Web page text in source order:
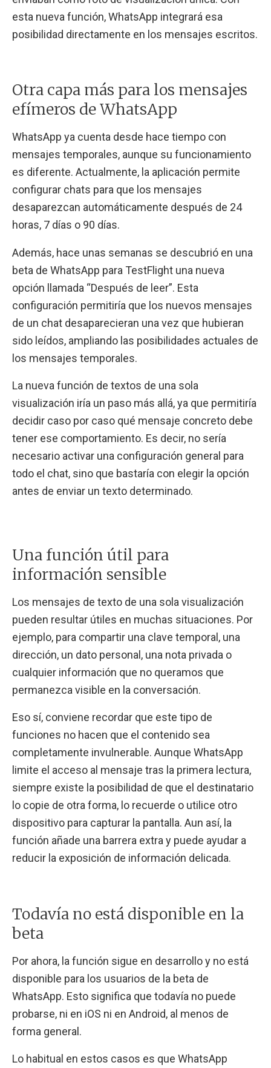
esta nueva función, WhatsApp integrará esa
posibilidad directamente en los mensajes escritos.
Otra capa más para los mensajes
efímeros de WhatsApp
WhatsApp ya cuenta desde hace tiempo con
mensajes temporales, aunque su funcionamiento
es diferente. Actualmente, la aplicación permite
configurar chats para que los mensajes
desaparezcan automáticamente después de 24
horas, 7 días o 90 días.
Además, hace unas semanas se descubrió en una
beta de WhatsApp para TestFlight una nueva
opción llamada “Después de leer”. Esta
configuración permitiría que los nuevos mensajes
de un chat desaparecieran una vez que hubieran
sido leídos, ampliando las posibilidades actuales de
los mensajes temporales.
La nueva función de textos de una sola
visualización iría un paso más allá, ya que permitiría
decidir caso por caso qué mensaje concreto debe
tener ese comportamiento. Es decir, no sería
necesario activar una configuración general para
todo el chat, sino que bastaría con elegir la opción
antes de enviar un texto determinado.
Una función útil para
información sensible
Los mensajes de texto de una sola visualización
pueden resultar útiles en muchas situaciones. Por
ejemplo, para compartir una clave temporal, una
dirección, un dato personal, una nota privada o
cualquier información que no queramos que
permanezca visible en la conversación.
Eso sí, conviene recordar que este tipo de
funciones no hacen que el contenido sea
completamente invulnerable. Aunque WhatsApp
limite el acceso al mensaje tras la primera lectura,
siempre existe la posibilidad de que el destinatario
lo copie de otra forma, lo recuerde o utilice otro
dispositivo para capturar la pantalla. Aun así, la
función añade una barrera extra y puede ayudar a
reducir la exposición de información delicada.
Todavía no está disponible en la
beta
Por ahora, la función sigue en desarrollo y no está
disponible para los usuarios de la beta de
WhatsApp. Esto significa que todavía no puede
probarse, ni en iOS ni en Android, al menos de
forma general.
Lo habitual en estos casos es que WhatsApp